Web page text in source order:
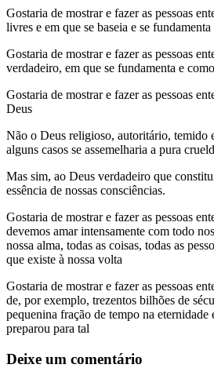
Gostaria de mostrar e fazer as pessoas
livres e em que se baseia e se
Gostaria de mostrar e fazer as pessoas
verdadeiro, em que se fundamenta e
Gostaria de mostrar e fazer as pessoas
Deus
Não o Deus religioso, autoritário, temido
alguns casos se assemelharia a pura
Mas sim, ao Deus verdadeiro que
essência de nossas consciências.
Gostaria de mostrar e fazer as pessoas
devemos amar intensamente com todo
nossa alma, todas as coisas, todas as
que existe à nossa volta
Gostaria de mostrar e fazer as pessoas
de, por exemplo, trezentos bilhões de
pequenina fração de tempo na eternidade
preparou para tal
Deixe um comentário